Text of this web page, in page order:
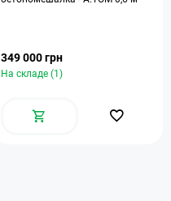
349 000 грн
На складе (1)